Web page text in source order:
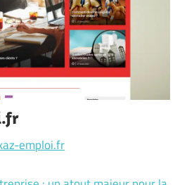
emploi.fr